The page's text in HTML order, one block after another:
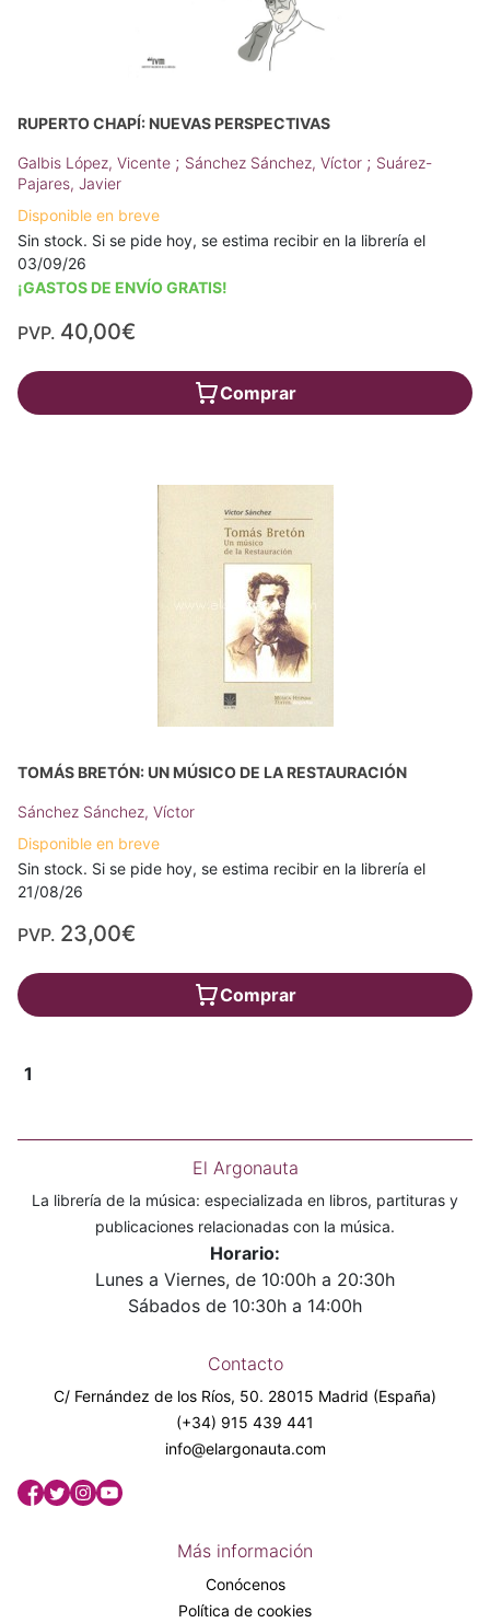
RUPERTO CHAPÍ: NUEVAS PERSPECTIVAS
Galbis López, Vicente ; Sánchez Sánchez, Víctor ; Suárez-
Pajares, Javier
Disponible en breve
Sin stock. Si se pide hoy, se estima recibir en la librería el
03/09/26
¡GASTOS DE ENVÍO GRATIS!
PVP. 40,00€
Comprar
TOMÁS BRETÓN: UN MÚSICO DE LA RESTAURACIÓN
Sánchez Sánchez, Víctor
Disponible en breve
Sin stock. Si se pide hoy, se estima recibir en la librería el
21/08/26
PVP. 23,00€
Comprar
1
El Argonauta
La librería de la música: especializada en libros, partituras y
publicaciones relacionadas con la música.
Horario:
Lunes a Viernes, de 10:00h a 20:30h
Sábados de 10:30h a 14:00h
Contacto
C/ Fernández de los Ríos, 50. 28015 Madrid (España)
(+34) 915 439 441
info@elargonauta.com
Más información
Conócenos
Política de cookies